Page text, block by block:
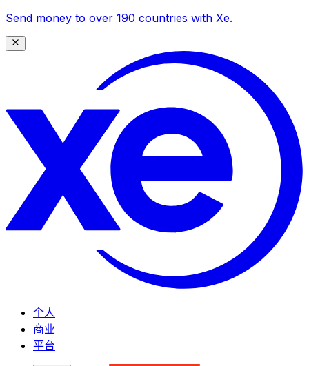
Send money to over 190 countries with Xe.
个人
商业
平台